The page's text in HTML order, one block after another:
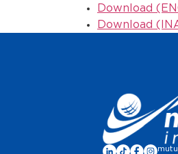
Download
Download